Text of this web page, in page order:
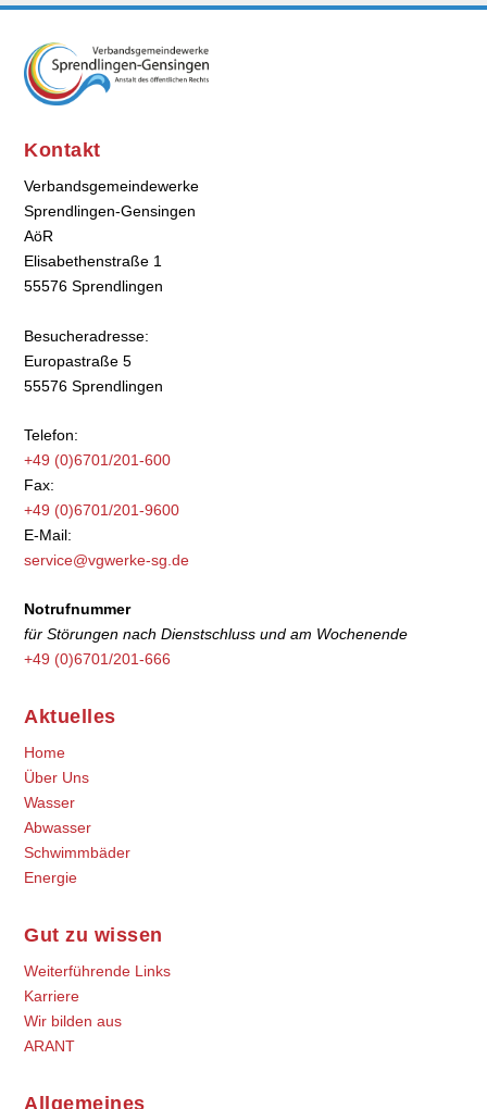
Kontakt
Verbandsgemeindewerke
Sprendlingen-Gensingen
AöR
Elisabethenstraße 1
55576 Sprendlingen
Besucheradresse:
Europastraße 5
55576 Sprendlingen
Telefon:
+49 (0)6701/201-600
Fax:
+49 (0)6701/201-9600
E-Mail:
service@vgwerke-sg.de
Notrufnummer
für Störungen nach Dienstschluss und am Wochenende
+49 (0)6701/201-666
Aktuelles
Home
Über Uns
Wasser
Abwasser
Schwimmbäder
Energie
Gut zu wissen
Weiterführende Links
Karriere
Wir bilden aus
ARANT
Allgemeines